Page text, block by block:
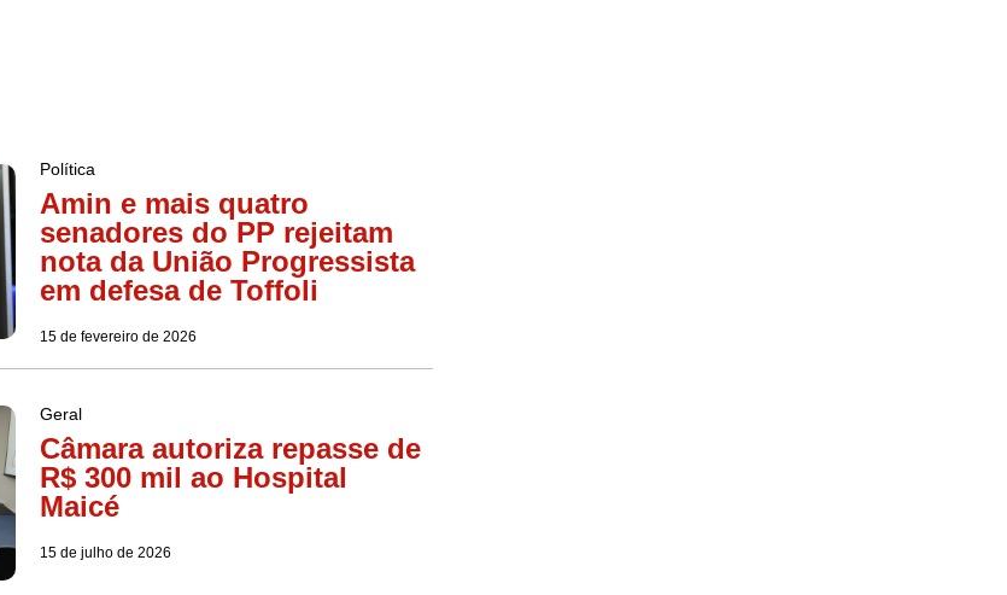
Política
Amin e mais quatro
senadores do PP rejeitam
nota da União Progressista
em defesa de Toffoli
15 de fevereiro de 2026
Geral
Câmara autoriza repasse de
R$ 300 mil ao Hospital
Maicé
15 de julho de 2026